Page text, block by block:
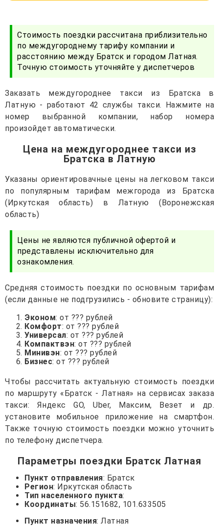
Стоимость поездки рассчитана приблизительно
по междугороднему тарифу компании и
расстоянию между Братск и городом Латная.
Точную стоимость уточняйте у диспетчеров
Заказать междугороднее такси из Братска в
Латную - работают 42 службы такси. Нажмите на
номер выбранной компании, набор номера
произойдет автоматически.
Цена на междугороднее такси из
Братска в Латную
Указаны ориентировачные цены на легковом такси
по популярным тарифам межгорода из Братска
(Иркутская область) в Латную (Воронежская
область)
Цены не являются публичной офертой и
представлены исключительно для
ознакомления.
Средняя стоимость поездки по основным тарифам
(если данные не подгрузились - обновите страницу):
Эконом: от ??? рублей
Комфорт: от ??? рублей
Универсал: от ??? рублей
Компактвэн: от ??? рублей
Минивэн: от ??? рублей
Бизнес: от ??? рублей
Чтобы рассчитать актуальную стоимость поездки
по маршруту «Братск - Латная» на сервисах заказа
такси: Яндекс GO, Uber, Максим, Везет и др.
установите мобильное приложение на смартфон.
Также точную стоимость поездки можно уточнить
по телефону диспетчера.
Параметры поездки Братск Латная
Пункт отправления: Братск
Регион: Иркутская область
Тип населенного пункта:
Координаты: 56.151682, 101.633505
Пункт назначения: Латная